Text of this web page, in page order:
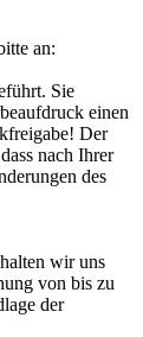
an:
Sie
einen
Der
nach Ihrer
des
wir uns
von bis zu
der